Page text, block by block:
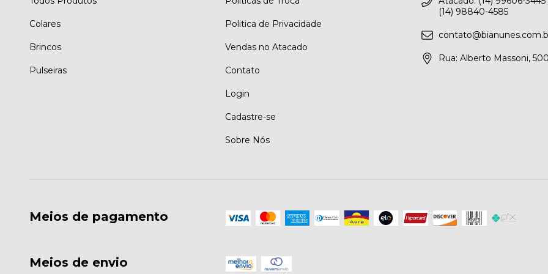
Colares
Brincos
Pulseiras
Politica de Privacidade
Vendas no Atacado
Contato
Login
Cadastre-se
Sobre Nós
(14) 98840-4585
Rua: Alberto Massoni, 500
Meios de pagamento
Meios de envio